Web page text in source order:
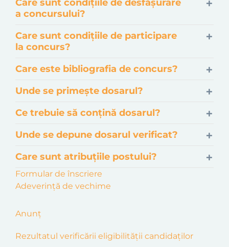
Care sunt condițiile de desfășurare
a concursului?
Care sunt condițiile de participare
la concurs?
Care este bibliografia de concurs?
Unde se primește dosarul?
Ce trebuie să conțină dosarul?
Unde se depune dosarul verificat?
Care sunt atribuțiile postului?
Formular de înscriere
Adeverință de vechime
Anunț
Rezultatul verificării eligibilității candidaților